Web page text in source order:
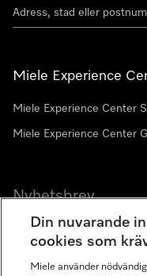
Miele Experience
Miele Experience Center
Miele Experience Center
Nyhetsbrev
Gå med i vår
Din nuvarande
cookies som
Miele använder